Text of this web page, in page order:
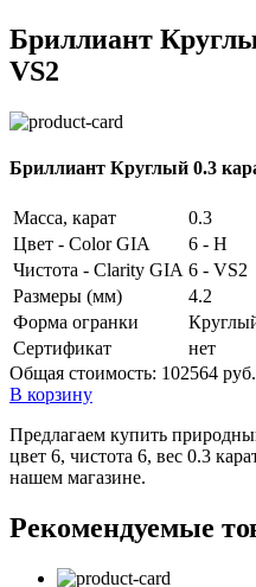
Бриллиант
VS2
Бриллиант Круглый 0.3
Масса, карат
0.3
Цвет - Color GIA
6 - H
Чистота - Clarity GIA 6 - VS2
Размеры (мм)
4.2
Форма огранки
Сертификат
нет
Общая стоимость: 102564 руб.
В корзину
Предлагаем купить
цвет 6, чистота 6, вес 0.3
нашем магазине.
Рекомендуемые